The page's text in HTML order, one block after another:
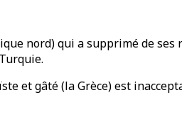
nord) qui a supprimé de ses
et gâté (la Grèce) est